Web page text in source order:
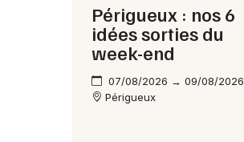
Périgueux : nos 6
idées sorties du
week-end
07/08/2026 → 09/08/2026
Périgueux